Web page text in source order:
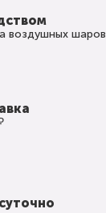
воздушных шаров